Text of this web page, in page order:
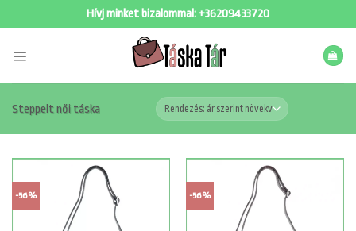
Hívj minket bizalommal: +36209433720
Steppelt női táska
-56% -56%